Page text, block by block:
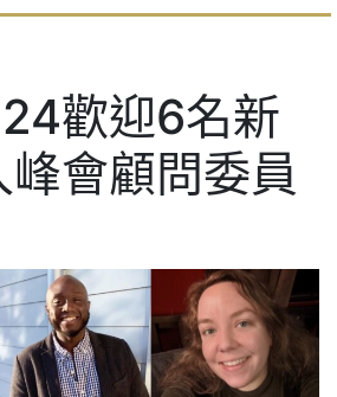
歡迎6名新
會顧問委員